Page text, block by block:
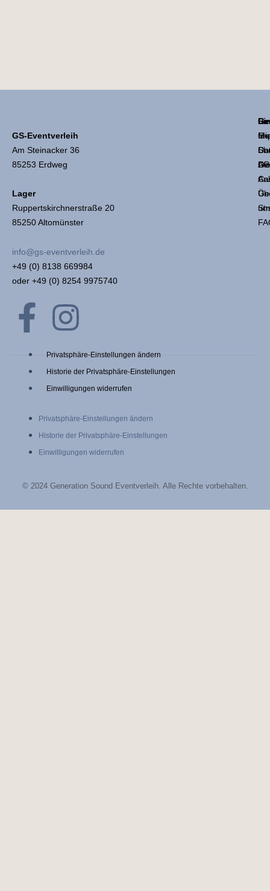
GS-Eventverleih
Am Steinacker 36
85253 Erdweg
Lager
Ruppertskirchnerstraße 20
85250 Altomünster
info@gs-eventverleih.de
+49 (0) 8138 669984
oder +49 (0) 8254 9975740
F
a
c
e
b
o
I
n
s
t
a
g
r
© 2024 Generation Sound Eventverleih. Alle Rechte vorbehalten.
Privatsphäre-Einstellungen ändern
Historie der Privatsphäre-Einstellungen
Einwilligungen widerrufen
Privatsphäre-Einstellungen ändern
Historie der Privatsphäre-Einstellungen
Einwilligungen widerrufen